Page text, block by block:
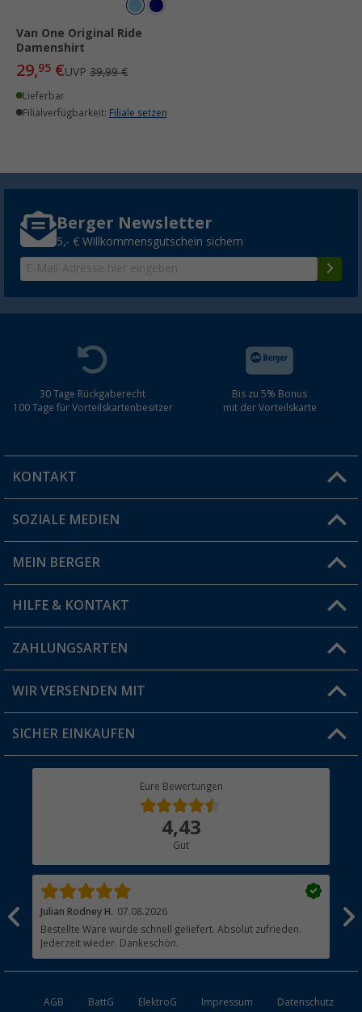
Van One Original Ride
Damenshirt
29,95 €UVP 39,99 €
Lieferbar
Filialverfügbarkeit: Filiale setzen
Berger Newsletter
5,- € Willkommensgutschein sichern
30 Tage Rückgaberecht
100 Tage für Vorteilskartenbesitzer
Bis zu 5% Bonus
mit der Vorteilskarte
KONTAKT
Du hast eine Frage?
Filiale finden
SOZIALE MEDIEN
MEIN BERGER
Vorteilskarte
Blog
Jobs & Karriere
HILFE & KONTAKT
FAQ & Kontakt
Versandinformationen
Rücksendung
ZAHLUNGSARTEN
WIR VERSENDEN MIT
SICHER EINKAUFEN
Eure Bewertungen
4,43
Gut
Julian Rodney H. 07.08.2026
Bestellte Ware wurde schnell geliefert. Absolut zufrieden.
Jederzeit wieder. Dankeschön.
??
AGB BattG ElektroG Impressum Datenschutz